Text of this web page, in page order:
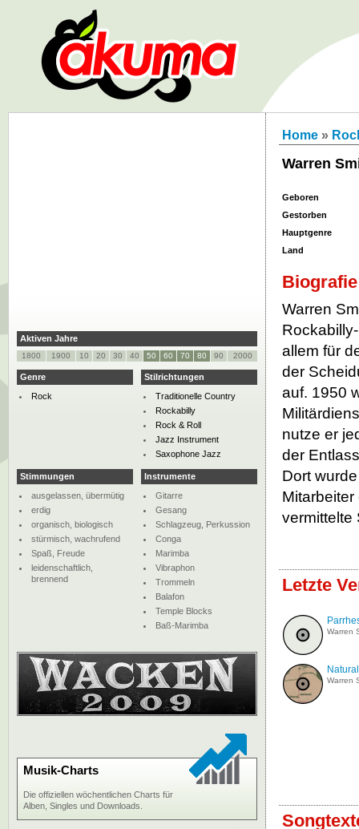
Home »
Warren
Geboren
Gestorben
Hauptgenre
Land
Biografie
Warren
allem für
der
auf. 1950
nutze er
der
Dort
vermittelte
Letzte
Warren
Warren
Aktiven Jahre
1800 1900 10 20 30 40 50 60 70 80 90 2000
Genre
Rock
Stilrichtungen
Traditionelle Country
Rockabilly
Rock & Roll
Jazz Instrument
Saxophone Jazz
Stimmungen
ausgelassen, übermütig
erdig
organisch, biologisch
stürmisch, wachrufend
Spaß, Freude
leidenschaftlich,
brennend
Instrumente
Gitarre
Gesang
Schlagzeug, Perkussion
Conga
Marimba
Vibraphon
Trommeln
Balafon
Temple Blocks
Baß-Marimba
Musik-Charts
Die offiziellen wöchentlichen Charts für
Alben, Singles und Downloads.